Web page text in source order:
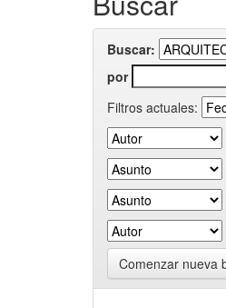
Buscar:
por
Filtros actuales:
Comenzar nueva